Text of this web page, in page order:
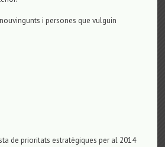
i persones que vulguin
de prioritats estratègiques per al 2014